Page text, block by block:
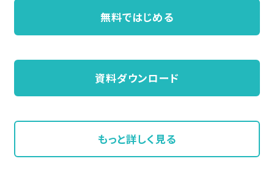
無料ではじめる
資料ダウンロード
もっと詳しく見る